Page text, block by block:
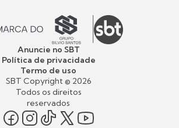
Anuncie no SBT
Política de privacidade
Termo de uso
SBT Copyright © 2026
Todos os direitos
reservados